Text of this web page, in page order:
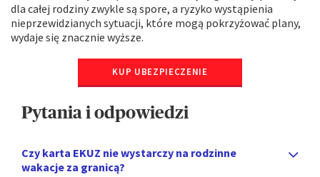
dla całej rodziny zwykle są spore, a ryzyko wystąpienia
nieprzewidzianych sytuacji, które mogą pokrzyżować plany,
wydaje się znacznie wyższe.
KUP UBEZPIECZENIE
Pytania i odpowiedzi
Czy karta EKUZ nie wystarczy na rodzinne
wakacje za granicą?